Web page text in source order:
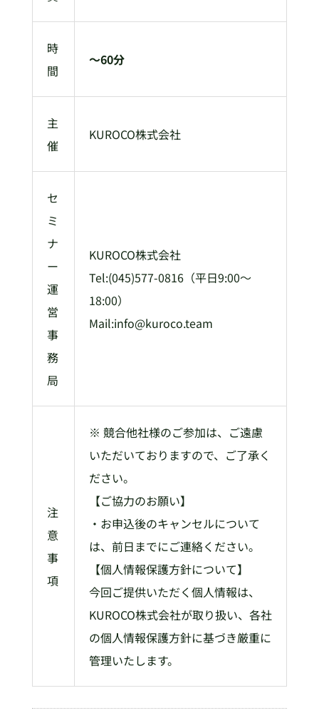
時
間
〜60分
主
催
KUROCO株式会社
セ
ミ
ナ
ー
運
営
事
務
局
KUROCO株式会社
Tel:(045)577-0816（平日9:00～
18:00）
Mail:info@kuroco.team
注
意
事
項
※ 競合他社様のご参加は、ご遠慮
いただいておりますので、ご了承く
ださい。
【ご協力のお願い】
・お申込後のキャンセルについて
は、前日までにご連絡ください。
【個人情報保護方針について】
今回ご提供いただく個人情報は、
KUROCO株式会社が取り扱い、各社
の個人情報保護方針に基づき厳重に
管理いたします。